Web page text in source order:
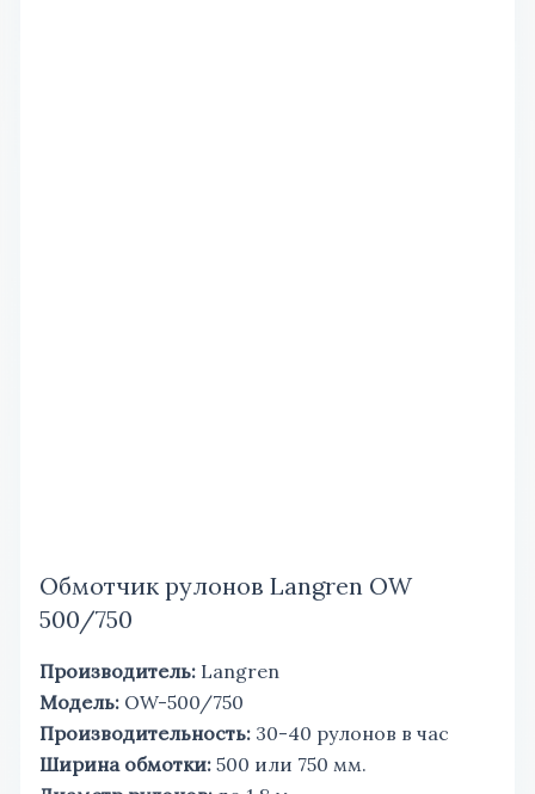
Обмотчик рулонов Langren OW
500/750
Производитель:Langren
Модель:OW-500/750
Производительность:30-40 рулонов в час
Ширина обмотки:500 или 750 мм.